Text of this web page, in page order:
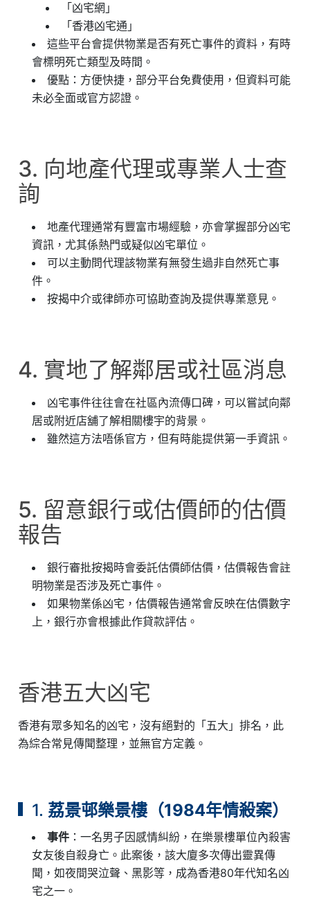
「凶宅網」
「香港凶宅通」
這些平台會提供物業是否有死亡事件的資料，有時
會標明死亡類型及時間。
優點：方便快捷，部分平台免費使用，但資料可能
未必全面或官方認證。
3. 向地產代理或專業人士查
詢
地產代理通常有豐富市場經驗，亦會掌握部分凶宅
資訊，尤其係熱門或疑似凶宅單位。
可以主動問代理該物業有無發生過非自然死亡事
件。
按揭中介或律師亦可協助查詢及提供專業意見。
4. 實地了解鄰居或社區消息
凶宅事件往往會在社區內流傳口碑，可以嘗試向鄰
居或附近店舖了解相關樓宇的背景。
雖然這方法唔係官方，但有時能提供第一手資訊。
5. 留意銀行或估價師的估價
報告
銀行審批按揭時會委託估價師估價，估價報告會註
明物業是否涉及死亡事件。
如果物業係凶宅，估價報告通常會反映在估價數字
上，銀行亦會根據此作貸款評估。
香港五大凶宅
香港有眾多知名的凶宅，沒有絕對的「五大」排名，此
為綜合常見傳聞整理，並無官方定義。
1. 荔景邨樂景樓（1984年情殺案）
事件 ：一名男子因感情糾紛，在樂景樓單位內殺害
女友後自殺身亡。此案後，該大廈多次傳出靈異傳
聞，如夜間哭泣聲、黑影等，成為香港80年代知名凶
宅之一。